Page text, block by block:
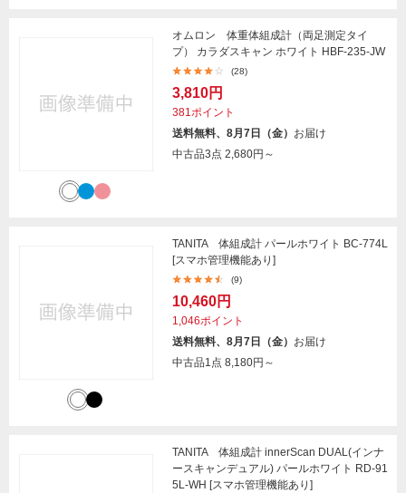
オムロン 体重体組成計（両足測定タイ
プ） カラダスキャン ホワイト HBF-235-JW
(28)
3,810円
381ポイント
送料無料、8月7日（金） お届け
中古品3点 2,680円～
TANITA 体組成計 パールホワイト BC-774L
[スマホ管理機能あり]
(9)
10,460円
1,046ポイント
送料無料、8月7日（金） お届け
中古品1点 8,180円～
TANITA 体組成計 innerScan DUAL(インナ
ースキャンデュアル) パールホワイト RD-91
5L-WH [スマホ管理機能あり]